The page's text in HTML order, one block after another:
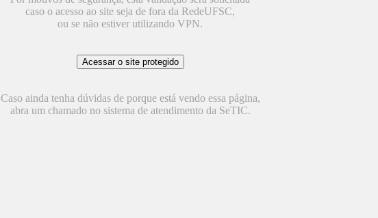
caso o acesso ao site seja de fora da RedeUFSC,
ou se não estiver utilizando VPN.
Caso ainda tenha dúvidas de porque está vendo essa página,
abra um chamado no sistema de atendimento da SeTIC.